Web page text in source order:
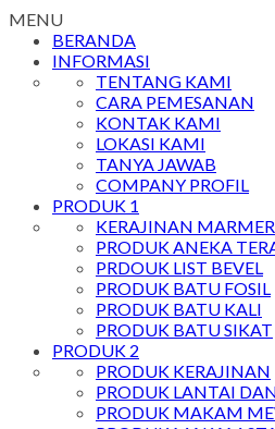
MENU
BERANDA
INFORMASI
TENTANG KAMI
CARA PEMESANAN
KONTAK KAMI
LOKASI KAMI
TANYA JAWAB
COMPANY PROFIL
PRODUK 1
KERAJINAN MARMER
PRODUK ANEKA
PRDOUK LIST BEVEL
PRODUK BATU FOSIL
PRODUK BATU KALI
PRODUK BATU SIKAT
PRODUK 2
PRODUK KERAJINAN
PRODUK LANTAI
PRODUK MAKAM